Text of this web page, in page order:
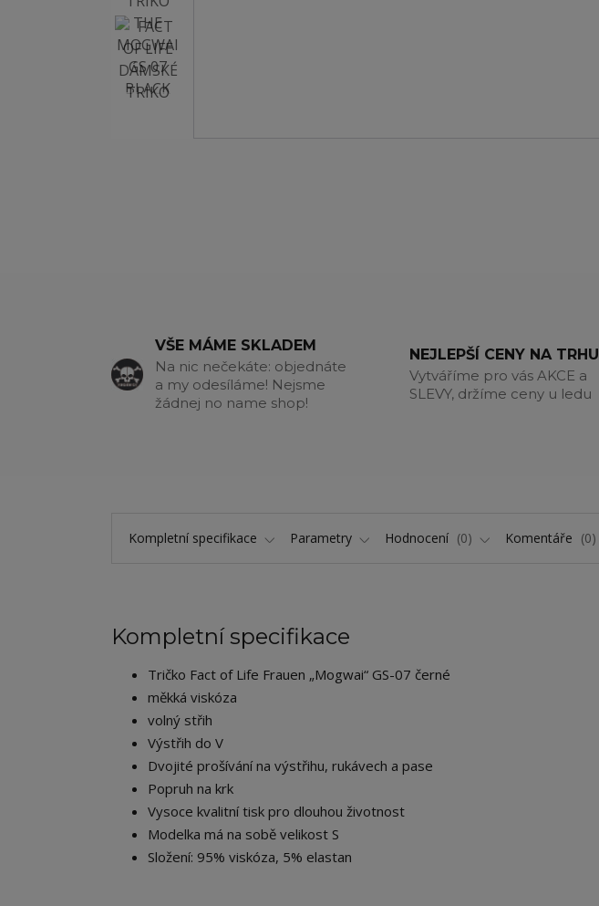
VŠE MÁME SKLADEM
Na nic nečekáte: objednáte
a my odesíláme! Nejsme
žádnej no name shop!
NEJLEPŠÍ CENY NA TRHU
Vytváříme pro vás AKCE a
SLEVY, držíme ceny u ledu
Kompletní specifikace Parametry Hodnocení 0 Komentáře 0
Kompletní specifikace
Tričko Fact of Life Frauen „Mogwai“ GS-07 černé
měkká viskóza
volný střih
Výstřih do V
Dvojité prošívání na výstřihu, rukávech a pase
Popruh na krk
Vysoce kvalitní tisk pro dlouhou životnost
Modelka má na sobě velikost S
Složení: 95% viskóza, 5% elastan